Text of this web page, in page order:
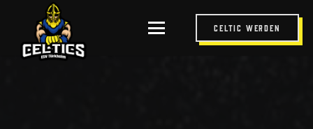
Celtic werden